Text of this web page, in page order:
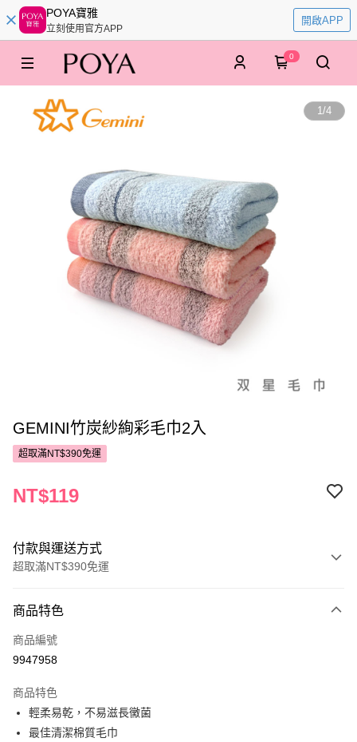
POYA寶雅
立刻使用官方APP
開啟APP
0
1/4
GEMINI竹炭紗絢彩毛巾2入
超取滿NT$390免運
NT$119
付款與運送方式
超取滿NT$390免運
POYA支付
信用卡一次付款
LINE Pay
Apple Pay
商品特色
商品編號
9947958
商品特色
輕柔易乾，不易滋長黴菌
最佳清潔棉質毛巾